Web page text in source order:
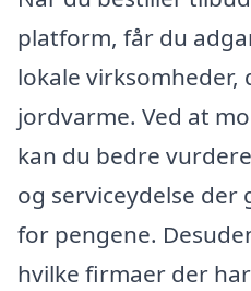
platform, får du
lokale virksomheder,
jordvarme. Ved at
kan du bedre
og serviceydelse
for pengene.
hvilke firmaer der